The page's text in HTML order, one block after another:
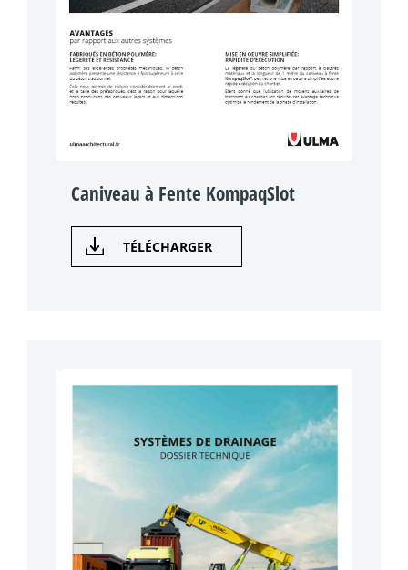
Caniveau à Fente KompaqSlot
TÉLÉCHARGER